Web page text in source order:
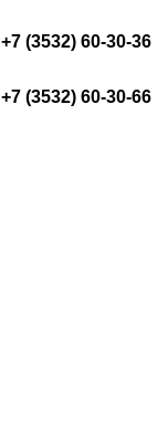
+7 (3532) 60-30-36
+7 (3532) 60-30-66